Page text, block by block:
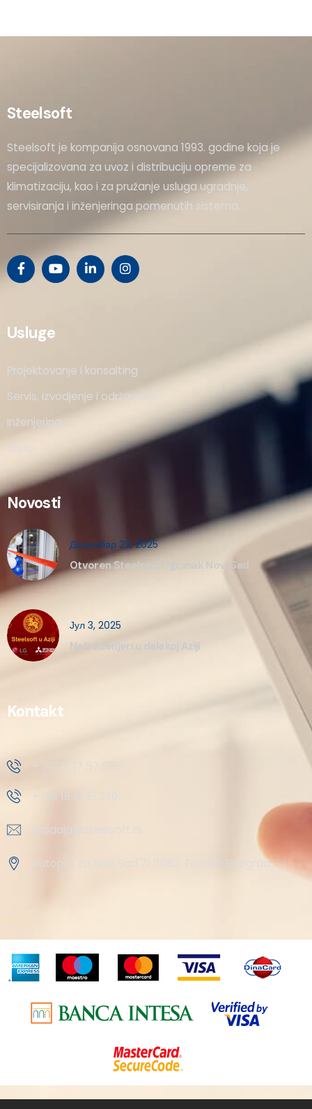
Steelsoft
Steelsoft je kompanija osnovana 1993. godine koja je
specijalizovana za uvoz i distribuciju opreme za
klimatizaciju, kao i za pružanje usluga ugradnje,
servisiranja i inženjeringa pomenutih sistema.
Usluge
Projektovanje i konsalting
Servis, izvodjenje i održavanje
Inženjering
Shop
Novosti
Децембар 23, 2025
Otvoren Steelsoft Ogranak Novi Sad
Јул 3, 2025
Naši inženjeri u dalekoj Aziji
Kontakt
+ 381 11 37 57 555
+ 381 18 41 51 230
prodaja@steelsoft.rs
Autoput za Novi Sad 71 11080, Zemun-Beograd